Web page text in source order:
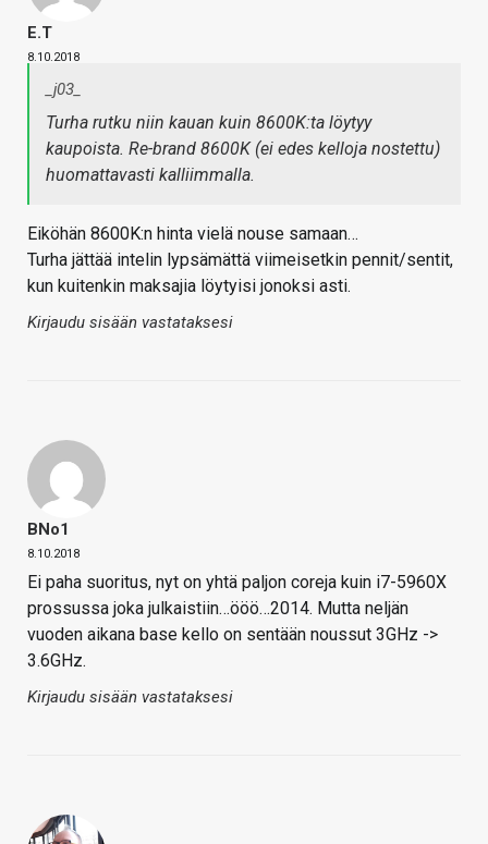
E.T
8.10.2018
_j03_
Turha rutku niin kauan kuin 8600K:ta löytyy
kaupoista. Re-brand 8600K (ei edes kelloja nostettu)
huomattavasti kalliimmalla.
Eiköhän 8600K:n hinta vielä nouse samaan…
Turha jättää intelin lypsämättä viimeisetkin pennit/sentit,
kun kuitenkin maksajia löytyisi jonoksi asti.
Kirjaudu sisään vastataksesi
BNo1
8.10.2018
Ei paha suoritus, nyt on yhtä paljon coreja kuin i7-5960X
prossussa joka julkaistiin…ööö…2014. Mutta neljän
vuoden aikana base kello on sentään noussut 3GHz ->
3.6GHz.
Kirjaudu sisään vastataksesi